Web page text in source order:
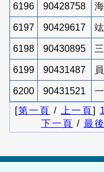
6196 90428758
6197 90429617
6198 90430895
6199 90431487
6200 90431521
[第一頁 / 上一頁]
下一頁 / 最